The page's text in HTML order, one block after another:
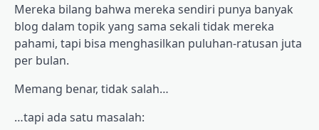
Mereka bilang bahwa mereka sendiri punya banyak
blog dalam topik yang sama sekali tidak mereka
pahami, tapi bisa menghasilkan puluhan-ratusan juta
per bulan.
Memang benar, tidak salah…
…tapi ada satu masalah: